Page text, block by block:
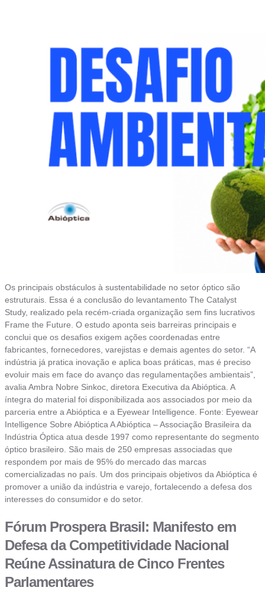
Os principais obstáculos à sustentabilidade no setor óptico são
estruturais. Essa é a conclusão do levantamento The Catalyst
Study, realizado pela recém-criada organização sem fins lucrativos
Frame the Future. O estudo aponta seis barreiras principais e
conclui que os desafios exigem ações coordenadas entre
fabricantes, fornecedores, varejistas e demais agentes do setor. “A
indústria já pratica inovação e aplica boas práticas, mas é preciso
evoluir mais em face do avanço das regulamentações ambientais”,
avalia Ambra Nobre Sinkoc, diretora Executiva da Abióptica. A
íntegra do material foi disponibilizada aos associados por meio da
parceria entre a Abióptica e a Eyewear Intelligence. Fonte: Eyewear
Intelligence Sobre Abióptica A Abióptica – Associação Brasileira da
Indústria Óptica atua desde 1997 como representante do segmento
óptico brasileiro. São mais de 250 empresas associadas que
respondem por mais de 95% do mercado das marcas
comercializadas no país. Um dos principais objetivos da Abióptica é
promover a união da indústria e varejo, fortalecendo a defesa dos
interesses do consumidor e do setor.
Fórum Prospera Brasil: Manifesto em
Defesa da Competitividade Nacional
Reúne Assinatura de Cinco Frentes
Parlamentares